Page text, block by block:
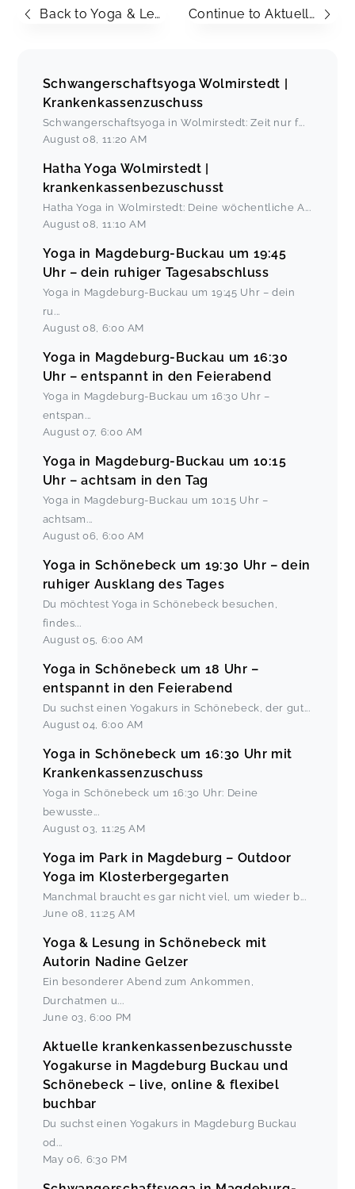
Back to Yoga & Lesung in Schönebeck mit Autorin Nadine Gelzer Continue to Aktuelle krankenkassenbezuschusste Yogakurse in Magdeburg Buckau und Schönebeck – live, online & flexibel buchbar
Schwangerschaftsyoga Wolmirstedt |
Krankenkassenzuschuss
Schwangerschaftsyoga in Wolmirstedt: Zeit nur f...
August 08 11:20 AM
Hatha Yoga Wolmirstedt |
krankenkassenbezuschusst
Hatha Yoga in Wolmirstedt: Deine wöchentliche A...
August 08 11:10 AM
Yoga in Magdeburg-Buckau um 19:45
Uhr – dein ruhiger Tagesabschluss
Yoga in Magdeburg-Buckau um 19:45 Uhr – dein
ru ...
August 08 6:00 AM
Yoga in Magdeburg-Buckau um 16:30
Uhr – entspannt in den Feierabend
Yoga in Magdeburg-Buckau um 16:30 Uhr –
entspan ...
August 07, 6:00 AM
Yoga in Magdeburg-Buckau um 10:15
Uhr – achtsam in den Tag
Yoga in Magdeburg-Buckau um 10:15 Uhr –
achtsam ...
August 06 6:00 AM
Yoga in Schönebeck um 19:30 Uhr – dein
ruhiger Ausklang des Tages
Du möchtest Yoga in Schönebeck besuchen,
findes...
August 05 6:00 AM
Yoga in Schönebeck um 18 Uhr –
entspannt in den Feierabend
Du suchst einen Yogakurs in Schönebeck, der gut...
August 04 6:00 AM
Yoga in Schönebeck um 16:30 Uhr mit
Krankenkassenzuschuss
Yoga in Schönebeck um 16:30 Uhr: Deine
bewusste...
August 03 11:25 AM
Yoga im Park in Magdeburg – Outdoor
Yoga im Klosterbergegarten
Manchmal braucht es gar nicht viel, um wieder b...
June 08 ,11:25 AM
Yoga & Lesung in Schönebeck mit
Autorin Nadine Gelzer
Ein besonderer Abend zum Ankommen,
Durchatmen u...
June 03 ,6:00 PM
Aktuelle krankenkassenbezuschusste
Yogakurse in Magdeburg Buckau und
Schönebeck – live, online & flexibel
buchbar
Du suchst einen Yogakurs in Magdeburg Buckau
od ...
May 06 6:30 PM